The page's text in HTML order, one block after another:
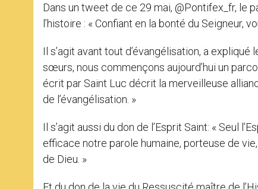
Dans un tweet de ce 29 mai, @Pontifex_fr, le
l’histoire : « Confiant en la bonté du
Il s’agit avant tout d’évangélisation, a
sœurs, nous commençons aujourd’hui un
écrit par Saint Luc décrit la merveilleuse
de l’évangélisation. »
Il s’agit aussi du don de l’Esprit Saint: « Seul
efficace notre parole humaine, porteuse de
de Dieu. »